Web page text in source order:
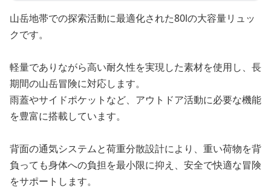
山岳地帯での探索活動に最適化された80lの大容量リュッ
クです。
軽量でありながら高い耐久性を実現した素材を使用し、長
期間の山岳冒険に対応します。
雨蓋やサイドポケットなど、アウトドア活動に必要な機能
を豊富に搭載しています。
背面の通気システムと荷重分散設計により、重い荷物を背
負っても身体への負担を最小限に抑え、安全で快適な冒険
をサポートします。